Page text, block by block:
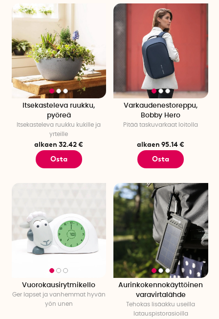
Itsekasteleva ruukku,
pyöreä
Itsekasteleva ruukku kukille ja
yrteille
alkaen 32.42 €
Osta
Varkaudenestoreppu,
Bobby Hero
Pitää taskuvarkaat loitolla
alkaen 95.14 €
Osta
Vuorokausirytmikello
Ger lapset ja vanhemmat hyvän
yön unen
Aurinkokennokäyttöinen
varavirtalähde
Tehokas lisäakku useilla
latauspistorasioilla